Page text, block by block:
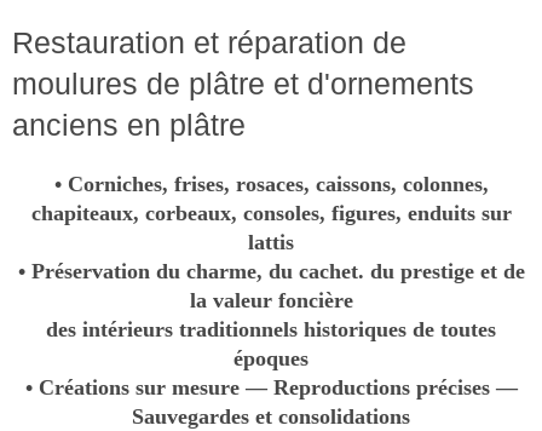
Restauration et réparation de
moulures de plâtre et d'ornements
anciens en plâtre
• Corniches, frises, rosaces, caissons, colonnes,
chapiteaux, corbeaux, consoles, figures, enduits sur
lattis
• Préservation du charme, du cachet. du prestige et de
la valeur foncière
des intérieurs traditionnels historiques de toutes
époques
• Créations sur mesure — Reproductions précises —
Sauvegardes et consolidations